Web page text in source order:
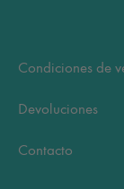
Condiciones de
Devoluciones
Contacto